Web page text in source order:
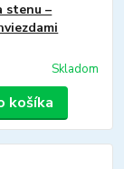
stenu –
Skladom
košíka